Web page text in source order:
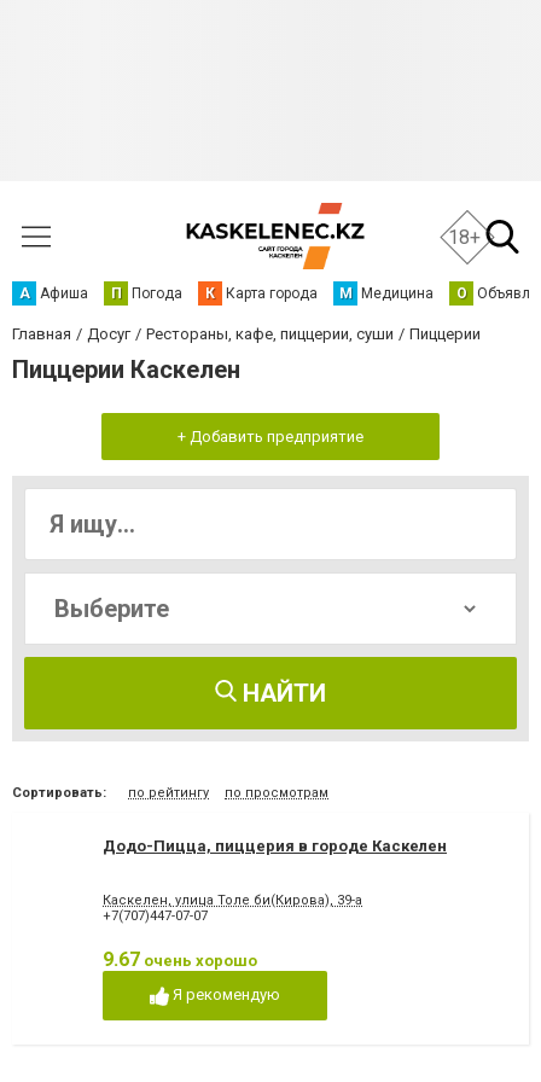
18+
А Афиша П Погода К Карта города М Медицина О
Главная Досуг Рестораны, кафе, пиццерии, суши Пиццерии
Пиццерии Каскелен
+ Добавить предприятие
НАЙТИ
Сортировать: по рейтингу по просмотрам
Додо-Пицца, пиццерия в городе Каскелен
Каскелен, улица Толе би(Кирова), 39-а
+7(707)447-07-07
9.67 очень хорошо
Я рекомендую